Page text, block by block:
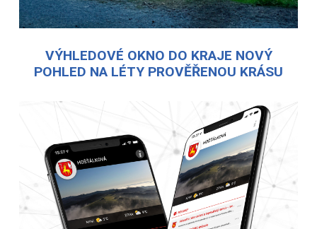
VÝHLEDOVÉ OKNO DO KRAJE NOVÝ
POHLED NA LÉTY PROVĚŘENOU KRÁSU